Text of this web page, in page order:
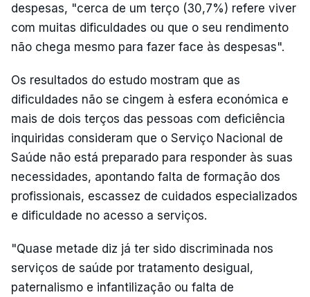
despesas, "cerca de um terço (30,7%) refere viver
com muitas dificuldades ou que o seu rendimento
não chega mesmo para fazer face às despesas".
Os resultados do estudo mostram que as
dificuldades não se cingem à esfera económica e
mais de dois terços das pessoas com deficiência
inquiridas consideram que o Serviço Nacional de
Saúde não está preparado para responder às suas
necessidades, apontando falta de formação dos
profissionais, escassez de cuidados especializados
e dificuldade no acesso a serviços.
"Quase metade diz já ter sido discriminada nos
serviços de saúde por tratamento desigual,
paternalismo e infantilização ou falta de